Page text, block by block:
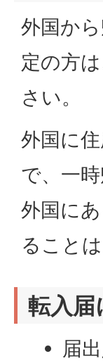
外国か
定の方
さい。
外国に
で、一
外国に
ること
転入届
届